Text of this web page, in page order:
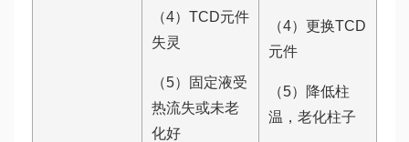
（4）TCD元件
失灵
（5）固定液受
热流失或未老
化好
（4）更换TCD
元件
（5）降低柱
温，老化柱子